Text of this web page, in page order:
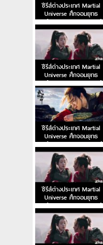
ซีรีส์ต่างประเทศ Martial
Universe ศึกจอมยุทธ
สะท้านพิภพ EP.54 พากย์
ไทย
ซีรีส์ต่างประเทศ Martial
Universe ศึกจอมยุทธ
สะท้านพิภพ EP.52 พากย์
ไทย
ซีรีส์ต่างประเทศ Martial
Universe ศึกจอมยุทธ
สะท้านพิภพ EP.50 พากย์
ไทย
ซีรีส์ต่างประเทศ Martial
Universe ศึกจอมยุทธ
สะท้านพิภพ EP.48 พากย์
ไทย